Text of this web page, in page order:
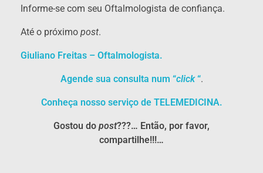
Informe-se com seu Oftalmologista de confiança.
Até o próximo post.
Giuliano Freitas – Oftalmologista.
Agende sua consulta num “click“.
Conheça nosso serviço de TELEMEDICINA.
Gostou do post???… Então, por favor,
compartilhe!!!…